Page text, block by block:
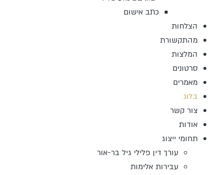
כתב אישום
הצלחות
מהתקשורת
המלצות
סרטונים
מאמרים
בלוג
צור קשר
אודות
תחומי ייצוג
עורך דין פלילי גיל בר-אור
עבירות אלימות